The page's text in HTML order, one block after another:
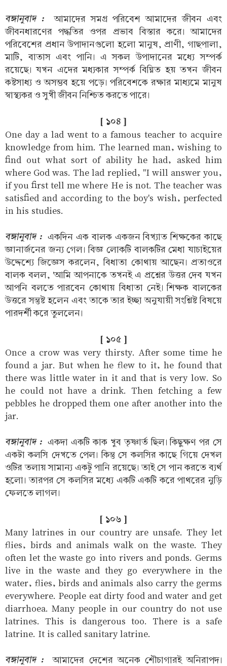
বঙ্গানুবাদ :
আমাদের সমগ্র পরিবেশ আমাদের জীবন এবং
জীবনধারণের পদ্ধতির ওপর প্রভাব বিস্তার করে। আমাদের
পরিবেশের প্রধান উপাদানগুলো হলো মানুষ, প্রাণী, গাছপালা,
মাটি, বাতাস এবং পানি। এ সকল উপাদানের মধ্যে সম্পর্ক
রয়েছে। যখন এদের মধ্যকার সম্পর্ক বিঘ্নিত হয় তখন জীবন
কষ্টসাধ্য ও অসম্ভব হয়ে পড়ে। পরিবেশকে রক্ষার মাধ্যমে মানুষ
স্বাস্থ্যকর ও সুখী জীবন নিশ্চিত করতে পারে।
[ ১০৪ ]
One day a lad went to a famous teacher to acquire
knowledge from him. The learned man, wishing to
find out what sort of ability he had, asked him
where God was. The lad replied, "I will answer you,
if you first tell me where He is not. The teacher was
satisfied and according to the boy's wish, perfected
in his studies.
বঙ্গানুবাদ : একদিন এক বালক একজন বিখ্যাত শিক্ষকের কাছে
জ্ঞানার্জনের জন্য গেল। বিজ্ঞ লোকটি বালকটির মেধা যাচাইয়ের
উদ্দেশ্যে জিজ্ঞেস করলেন, বিধাতা কোথায় আছেন। প্রতাওরে
বালক বলল, 'আমি আপনাকে তখনই এ প্রশ্নের উত্তর দেব যখন
আপনি বলতে পারবেন কোথায় বিধাতা নেই। শিক্ষক বালকের
উত্তরে সন্তুষ্ট হলেন এবং তাকে তার ইচ্ছা অনুযায়ী সংশ্লিষ্ট বিষয়ে
পারদর্শী করে তুললেন।
[ ১০৫ ]
Once a crow was very thirsty. After some time he
found a jar. But when he flew to it, he found that
there was little water in it and that is very low. So
he could not have a drink. Then fetching a few
pebbles he dropped them one after another into the
jar.
বঙ্গানুবাদ : একদা একটি কাক খুব তৃষ্ণার্ত ছিল। কিছুক্ষণ পর সে
একটা কলসি দেখতে পেল। কিন্তু সে কলসির কাছে গিয়ে দেখল
ওটির তলায় সামান্য একটু পানি রয়েছে। তাই সে পান করতে ব্যর্থ
হলো। তারপর সে কলসির মধ্যে একটি একটি করে পাথরের নুড়ি
ফেলতে লাগল।
[ ১০৬ ]
Many latrines in our country are unsafe. They let
flies, birds and animals walk on the waste. They
often let the waste go into rivers and ponds. Germs
live in the waste and they go everywhere in the
water, flies, birds and animals also carry the germs
everywhere. People eat dirty food and water and get
diarrhoea. Many people in our country do not use
latrines. This is dangerous too. There is a safe
latrine. It is called sanitary latrine.
বঙ্গানুবাদ : আমাদের দেশের অনেক শৌচাগারই অনিরাপদ।